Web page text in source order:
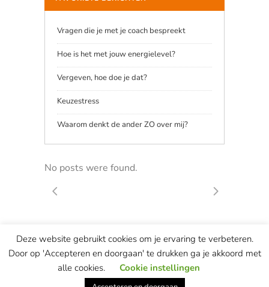
Vragen die je met je coach bespreekt
Hoe is het met jouw energielevel?
Vergeven, hoe doe je dat?
Keuzestress
Waarom denkt de ander ZO over mij?
No posts were found.
© Copyright Marian van de Berg — website & concept ontwikkeld door
most remarkable
This site is protected by reCAPTCHA and the GooglePrivacy Policy
Terms of Serviceapply.
Deze website gebruikt cookies om je ervaring te verbeteren.
Door op 'Accepteren en doorgaan' te drukken ga je akkoord met
alle cookies.
Cookie instellingen